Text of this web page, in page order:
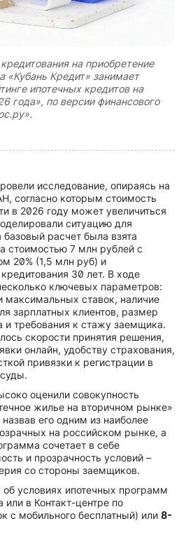
на приобретение
«Кубань Кредит» занимает
ипотечных кредитов на
года», по версии финансового
исследование, опираясь на
согласно которым стоимость
в 2026 году может увеличиться
ситуацию для
базовый расчет была взята
стоимостью 7 млн рублей с
20% (1,5 млн руб) и
30 лет. В ходе
ключевых параметров:
ставок, наличие
зарплатных клиентов, размер
и требования к стажу заемщика.
скорости принятия решения,
онлайн, удобству страхования,
привязки к регистрации в
оценили совокупность
жилье на вторичном рынке»
его одним из наиболее
на российском рынке, а
сочетает в себе
и прозрачность условий –
со стороны заемщиков.
условиях ипотечных программ
или в Контакт-центре по
с мобильного бесплатный) или 8-